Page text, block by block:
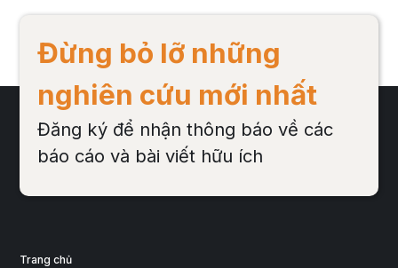
Đừng bỏ lỡ những
nghiên cứu mới nhất
Đăng ký để nhận thông báo về các
báo cáo và bài viết hữu ích
Trang chủ